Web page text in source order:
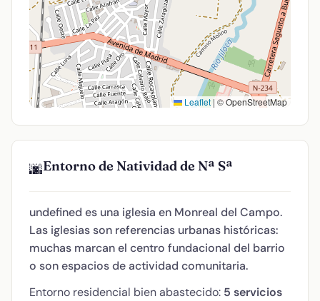
Leaflet | © OpenStreetMap
🌆Entorno de Natividad de Nª Sª
undefined es una iglesia en Monreal del Campo.
Las iglesias son referencias urbanas históricas:
muchas marcan el centro fundacional del barrio
o son espacios de actividad comunitaria.
Entorno residencial bien abastecido: 5 servicios